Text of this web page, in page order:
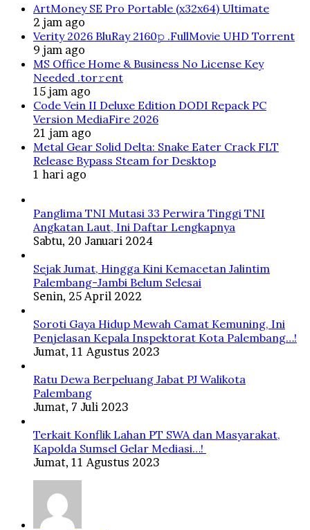
ArtMoney SE Pro Portable (x32x64) Ultimate
2 jam ago
Verity 2026 BluRay 2160𝚙 .FullMov𝗂e UHD Torrent
9 jam ago
MS Office Home & Business No License Key
Needed .tоr𝚛еnt
15 jam ago
Code Vein II Deluxe Edition DODI Repack PC
Version MediaFire 2026
21 jam ago
Metal Gear Solid Delta: Snake Eater Crack FLT
Release Bypass Steam for Desktop
1 hari ago
Panglima TNI Mutasi 33 Perwira Tinggi TNI
Angkatan Laut, Ini Daftar Lengkapnya
Sabtu, 20 Januari 2024
Sejak Jumat, Hingga Kini Kemacetan Jalintim
Palembang-Jambi Belum Selesai
Senin, 25 April 2022
Soroti Gaya Hidup Mewah Camat Kemuning, Ini
Penjelasan Kepala Inspektorat Kota Palembang…!
Jumat, 11 Agustus 2023
Ratu Dewa Berpeluang Jabat PJ Walikota
Palembang
Jumat, 7 Juli 2023
Terkait Konflik Lahan PT SWA dan Masyarakat,
Kapolda Sumsel Gelar Mediasi…!
Jumat, 11 Agustus 2023